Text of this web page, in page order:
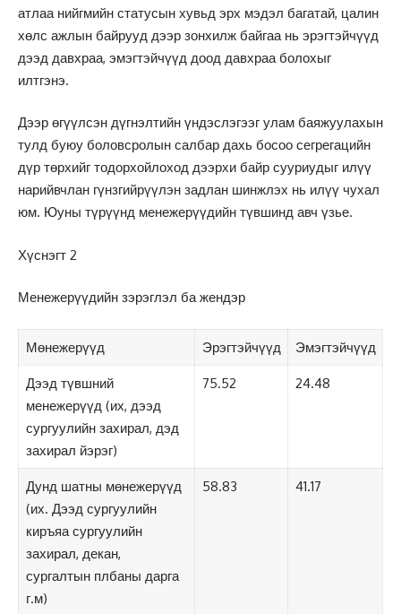
атлаа нийгмийн статусын хувьд эрх мэдэл багатай, цалин
хөлс ажлын байрууд дээр зонхилж байгаа нь эрэгтэйчүүд
дээд давхраа, эмэгтэйчүүд доод давхраа болохыг
илтгэнэ.
Дээр өгүүлсэн дүгнэлтийн үндэслэгээг улам баяжуулахын
тулд буюу боловсролын салбар дахь босоо сегрегацийн
дүр төрхийг тодорхойлоход дээрхи байр сууриудыг илүү
нарийвчлан гүнзгийрүүлэн задлан шинжлэх нь илүү чухал
юм. Юуны түрүүнд менежерүүдийн түвшинд авч үзье.
Хүснэгт 2
Менежерүүдийн зэрэглэл ба жендэр
Мөнежерүүд Эрэгтэйчүүд Эмэгтэйчүүд
Дээд түвшний
менежерүүд (их, дээд
сургуулийн захирал, дэд
захирал йэрэг)
75.52 24.48
Дунд шатны мөнежерүүд
(их. Дээд сургуулийн
киръяа сургуулийн
захирал, декан,
сургалтын плбаны дарга
г.м)
58.83 41.17